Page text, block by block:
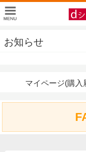
お知らせ
マイページ(購入